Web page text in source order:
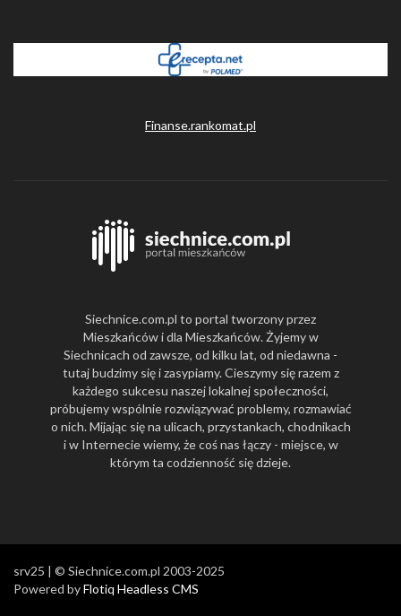
Finanse.rankomat.pl
Siechnice.com.pl to portal tworzony przez
Mieszkańców i dla Mieszkańców. Żyjemy w
Siechnicach od zawsze, od kilku lat, od niedawna -
tutaj budzimy się i zasypiamy. Cieszymy się razem z
każdego sukcesu naszej lokalnej społeczności,
próbujemy wspólnie rozwiązywać problemy, rozmawiać
o nich. Mijając się na ulicach, przystankach, chodnikach
i w Internecie wiemy, że coś nas łączy - miejsce, w
którym ta codzienność się dzieje.
srv25 | © Siechnice.com.pl 2003-2025
Powered byFlotiq Headless CMS